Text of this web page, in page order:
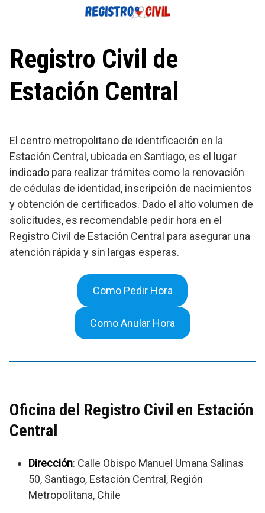
Registro Civil de
Estación Central
El centro metropolitano de identificación en la
Estación Central, ubicada en Santiago, es el lugar
indicado para realizar trámites como la renovación
de cédulas de identidad, inscripción de nacimientos
y obtención de certificados. Dado el alto volumen de
solicitudes, es recomendable pedir hora en el
Registro Civil de Estación Central para asegurar una
atención rápida y sin largas esperas.
Como Pedir Hora
Como Anular Hora
Oficina del Registro Civil en Estación
Central
Dirección: Calle Obispo Manuel Umana Salinas
50, Santiago, Estación Central, Región
Metropolitana, Chile